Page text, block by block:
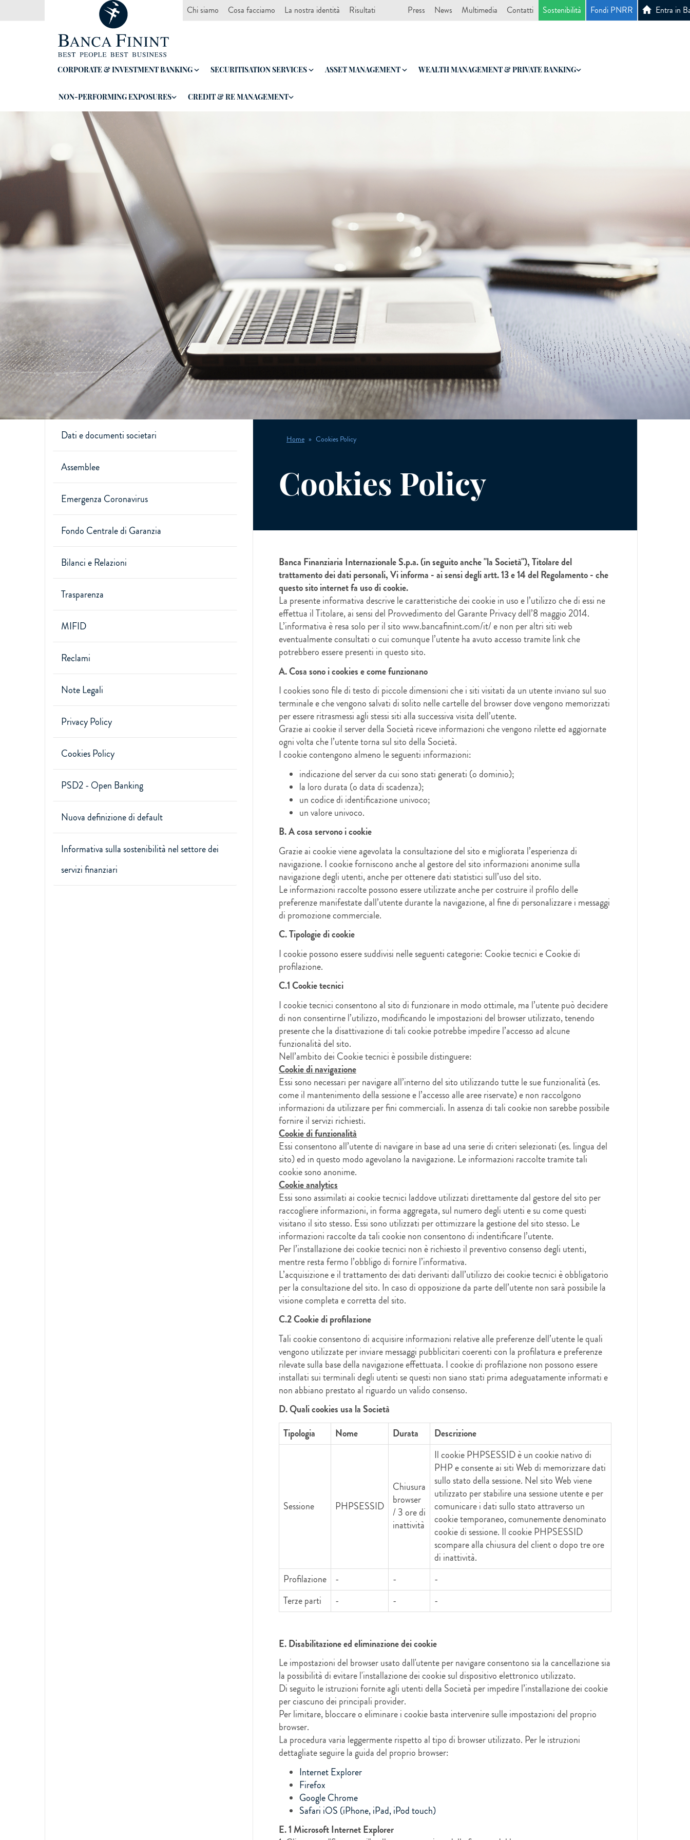
Chi siamo Cosa facciamo La nostra identità Risultati Press News Multimedia Contatti Sostenibilità Fondi PNRR Entra in
CORPORATE & INVESTMENT BANKING SECURITISATION SERVICES ASSET MANAGEMENT WEALTH MANAGEMENT & PRIVATE BANKING
NON-PERFORMING EXPOSURES CREDIT & RE MANAGEMENT
Dati e documenti societari
Assemblee
Emergenza Coronavirus
Fondo Centrale di Garanzia
Bilanci e Relazioni
Trasparenza
MIFID
Reclami
Note Legali
Privacy Policy
Cookies Policy
PSD2 - Open Banking
Nuova definizione di default
Informativa sulla sostenibilità nel settore dei
servizi finanziari
Home Cookies Policy
Cookies Policy
Banca Finanziaria Internazionale S.p.a. (in seguito anche "la Società"), Titolare del
trattamento dei dati personali, Vi informa - ai sensi degli artt. 13 e 14 del Regolamento - che
questo sito internet fa uso di cookie.
La presente informativa descrive le caratteristiche dei cookie in uso e l’utilizzo che di essi ne
effettua il Titolare, ai sensi del Provvedimento del Garante Privacy dell’8 maggio 2014.
L’informativa è resa solo per il sito www.bancafinint.com/it/ e non per altri siti web
eventualmente consultati o cui comunque l’utente ha avuto accesso tramite link che
potrebbero essere presenti in questo sito.
A. Cosa sono i cookies e come funzionano
I cookies sono file di testo di piccole dimensioni che i siti visitati da un utente inviano sul suo
terminale e che vengono salvati di solito nelle cartelle del browser dove vengono memorizzati
per essere ritrasmessi agli stessi siti alla successiva visita dell’utente.
Grazie ai cookie il server della Società riceve informazioni che vengono rilette ed aggiornate
ogni volta che l’utente torna sul sito della Società.
I cookie contengono almeno le seguenti informazioni:
indicazione del server da cui sono stati generati (o dominio);
la loro durata (o data di scadenza);
un codice di identificazione univoco;
un valore univoco.
B. A cosa servono i cookie
Grazie ai cookie viene agevolata la consultazione del sito e migliorata l’esperienza di
navigazione. I cookie forniscono anche al gestore del sito informazioni anonime sulla
navigazione degli utenti, anche per ottenere dati statistici sull’uso del sito.
Le informazioni raccolte possono essere utilizzate anche per costruire il profilo delle
preferenze manifestate dall’utente durante la navigazione, al fine di personalizzare i messaggi
di promozione commerciale.
C. Tipologie di cookie
I cookie possono essere suddivisi nelle seguenti categorie: Cookie tecnici e Cookie di
profilazione.
C.1 Cookie tecnici
I cookie tecnici consentono al sito di funzionare in modo ottimale, ma l’utente può decidere
di non consentirne l’utilizzo, modificando le impostazioni del browser utilizzato, tenendo
presente che la disattivazione di tali cookie potrebbe impedire l’accesso ad alcune
funzionalità del sito.
Nell’ambito dei Cookie tecnici è possibile distinguere:
Cookie di navigazione
Essi sono necessari per navigare all’interno del sito utilizzando tutte le sue funzionalità (es.
come il mantenimento della sessione e l’accesso alle aree riservate) e non raccolgono
informazioni da utilizzare per fini commerciali. In assenza di tali cookie non sarebbe possibile
fornire il servizi richiesti.
Cookie di funzionalità
Essi consentono all’utente di navigare in base ad una serie di criteri selezionati (es. lingua del
sito) ed in questo modo agevolano la navigazione. Le informazioni raccolte tramite tali
cookie sono anonime.
Cookie analytics
Essi sono assimilati ai cookie tecnici laddove utilizzati direttamente dal gestore del sito per
raccogliere informazioni, in forma aggregata, sul numero degli utenti e su come questi
visitano il sito stesso. Essi sono utilizzati per ottimizzare la gestione del sito stesso. Le
informazioni raccolte da tali cookie non consentono di indentificare l’utente.
Per l’installazione dei cookie tecnici non è richiesto il preventivo consenso degli utenti,
mentre resta fermo l’obbligo di fornire l’informativa.
L’acquisizione e il trattamento dei dati derivanti dall’utilizzo dei cookie tecnici è obbligatorio
per la consultazione del sito. In caso di opposizione da parte dell’utente non sarà possibile la
visione completa e corretta del sito.
C.2 Cookie di profilazione
Tali cookie consentono di acquisire informazioni relative alle preferenze dell’utente le quali
vengono utilizzate per inviare messaggi pubblicitari coerenti con la profilatura e preferenze
rilevate sulla base della navigazione effettuata. I cookie di profilazione non possono essere
installati sui terminali degli utenti se questi non siano stati prima adeguatamente informati e
non abbiano prestato al riguardo un valido consenso.
D. Quali cookies usa la Società
Tipologia
Nome Durata Descrizione
Sessione PHPSESSID
Chiusura
browser
/ 3 ore di
inattività
Il cookie PHPSESSID è un cookie nativo di
PHP e consente ai siti Web di memorizzare dati
sullo stato della sessione. Nel sito Web viene
utilizzato per stabilire una sessione utente e per
comunicare i dati sullo stato attraverso un
cookie temporaneo, comunemente denominato
cookie di sessione. Il cookie PHPSESSID
scompare alla chiusura del client o dopo tre ore
di inattività.
Profilazione
- -
-
Terze parti
- - -
E. Disabilitazione ed eliminazione dei cookie
Le impostazioni del browser usato dall'utente per navigare consentono sia la cancellazione sia
la possibilità di evitare l'installazione dei cookie sul dispositivo elettronico utilizzato.
Di seguito le istruzioni fornite agli utenti della Società per impedire l’installazione dei cookie
per ciascuno dei principali provider.
Per limitare, bloccare o eliminare i cookie basta intervenire sulle impostazioni del proprio
browser.
La procedura varia leggermente rispetto al tipo di browser utilizzato. Per le istruzioni
dettagliate seguire la guida del proprio browser:
Internet Explorer
Firefox
Google Chrome
Safari iOS (iPhone, iPad, iPod touch)
E. 1 Microsoft Internet Explorer